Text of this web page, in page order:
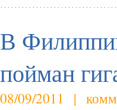
В
пойман
08/09/2011 |